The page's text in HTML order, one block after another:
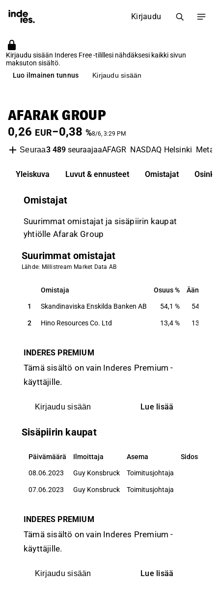
Kirjaudu
Kirjaudu sisään Inderes Free -tilillesi nähdäksesi kaikki sivun
maksuton sisältö.
Luo ilmainen tunnus
Kirjaudu sisään
AFARAK GROUP
0,26 EUR−0,38 %8/6, 3:29 PM
Seuraa3 489seuraajaaAFAGR NASDAQ Helsinki
Yleiskuva Luvut & ennusteet Omistajat Osinko
Omistajat
Suurimmat omistajat ja sisäpiirin kaupat
yhtiölle Afarak Group
Suurimmat omistajat
Lähde: Millistream Market Data AB
Omistaja Osuus Ääniä
Omistaja Osuus Ääniä
1 Skandinaviska Enskilda Banken AB 54,1 % 54,1
2 Hino Resources Co. Ltd 13,4% 13,4
INDERES PREMIUM
Tämä sisältö on vain Inderes Premium -
käyttäjille.
Kirjaudu sisään Lue lisää
Sisäpiirin kaupat
Päivämäärä Ilmoittaja Asema Sidosryhmä
Päivämäärä Ilmoittaja Asema Sidosryhmä
08.06.2023 Guy Konsbruck Toimitusjohtaja
07.06.2023 Guy Konsbruck Toimitusjohtaja
INDERES PREMIUM
Tämä sisältö on vain Inderes Premium -
käyttäjille.
Kirjaudu sisään Lue lisää